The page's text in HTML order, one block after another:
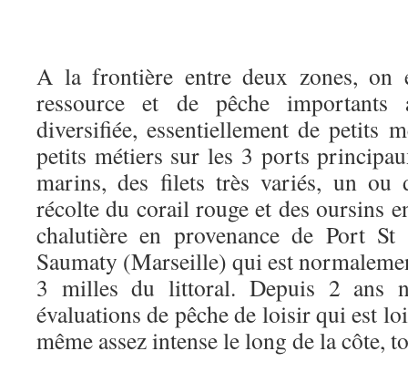
A la frontière entre deux zones, on
ressource et de pêche importants
diversifiée, essentiellement de petits
petits métiers sur les 3 ports
marins, des filets très variés, un ou
récolte du corail rouge et des oursins
chalutière en provenance de Port
Saumaty (Marseille) qui est
3 milles du littoral. Depuis 2 ans
évaluations de pêche de loisir qui est
même assez intense le long de la côte,